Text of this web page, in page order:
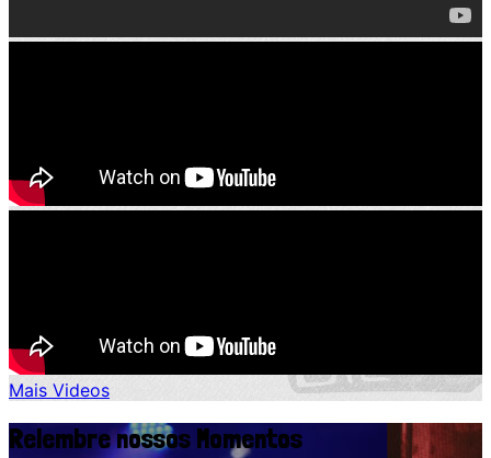
Mais Videos
Relembre nossos Momentos